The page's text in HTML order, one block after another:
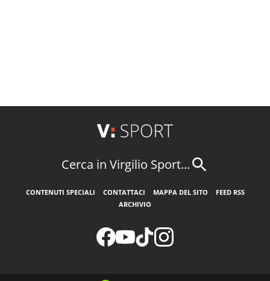
Cerca in Virgilio Sport...
CONTENUTI SPECIALI CONTATTACI MAPPA DEL SITO
FEED RSS
ARCHIVIO